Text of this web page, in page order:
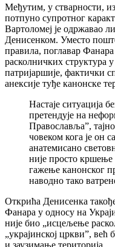
Међутим, у стварности,
потпуно супротног
Вартоломеј је одржавао
Денисенком. Уместо
правила, поглавар Фанара
расколничких структура
патријаршије, фактички
анексије туђе канонске
Настаје ситуација
претендује на
Православља”,
човеком кога је он
анатемисано
није просто
гажење канонског
наводно тако
Открића Денисенка
Фанара у односу на
није био „исцељење
„украјинској цркви”,
и заузимање територија.